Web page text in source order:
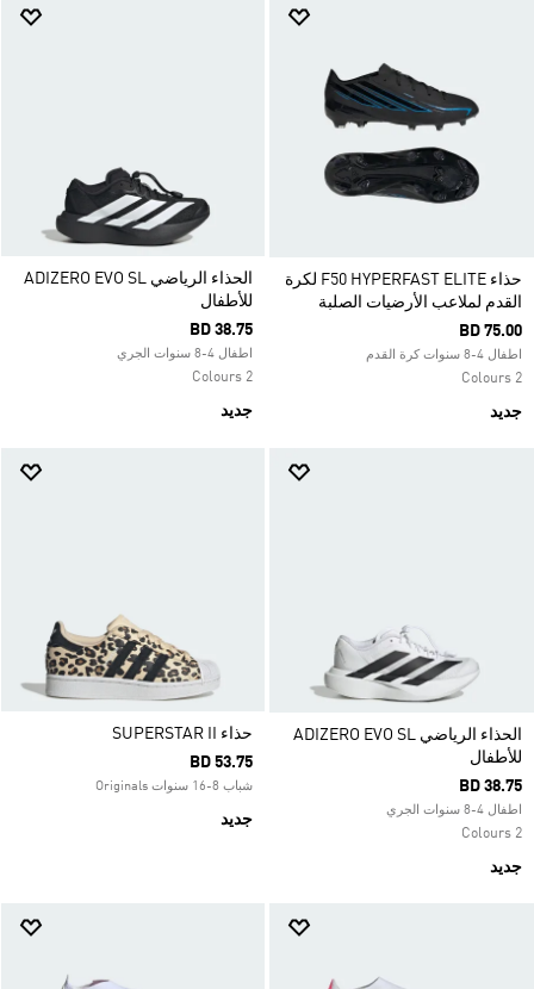
حذاء F50 HYPERFAST ELITE لكرة
القدم لملاعب الأرضيات الصلبة
BD 75.00
اطفال 4-8 سنوات كرة القدم
2 Colours
جديد
الحذاء الرياضي ADIZERO EVO SL
للأطفال
BD 38.75
اطفال 4-8 سنوات الجري
2 Colours
جديد
الحذاء الرياضي ADIZERO EVO SL
للأطفال
BD 38.75
اطفال 4-8 سنوات الجري
2 Colours
جديد
حذاء SUPERSTAR II
BD 53.75
شباب 8-16 سنوات Originals
جديد